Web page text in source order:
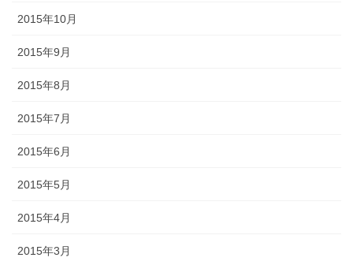
2015年10月
2015年9月
2015年8月
2015年7月
2015年6月
2015年5月
2015年4月
2015年3月